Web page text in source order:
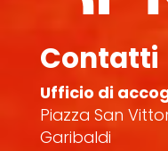
Contatti
Ufficio di
Piazza San
Garibaldi